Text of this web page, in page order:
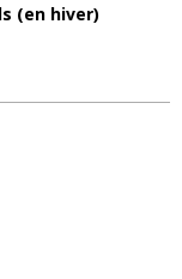
(en hiver)